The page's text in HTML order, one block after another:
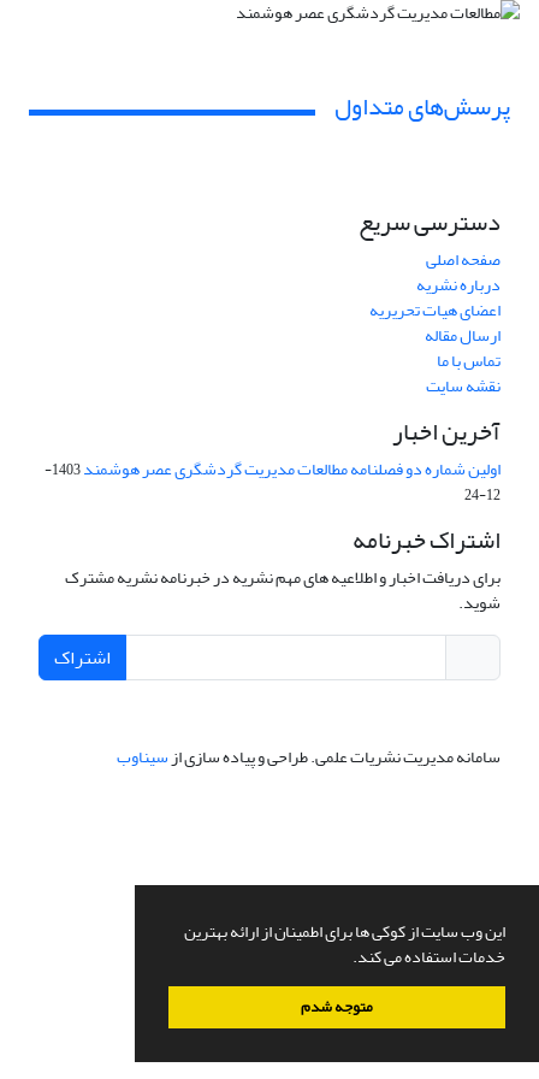
این وب سایت از کوکی ها برای اطمینان از ارائه بهترین
خدمات استفاده می کند.
متوجه شدم
پرسش‌های متداول
دسترسی سریع
صفحه اصلی
درباره نشریه
اعضای هیات تحریریه
ارسال مقاله
تماس با ما
نقشه سایت
آخرین اخبار
اولین شماره دو فصلنامه مطالعات مدیریت گردشگری عصر هوشمند
1403-
12-24
اشتراک خبرنامه
برای دریافت اخبار و اطلاعیه های مهم نشریه در خبرنامه نشریه مشترک
شوید.
اشتراک
سامانه مدیریت نشریات علمی.طراحی و پیاده سازی ازسیناوب